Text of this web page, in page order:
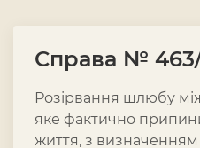
Справа №
Розірвання шлюбу
яке фактично
життя, з